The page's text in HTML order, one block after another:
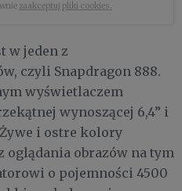
zaakceptuj pliki cookies.
w jeden z
czyli Snapdragon 888.
wyświetlaczem
wynoszącej 6,4” i
i ostre kolory
oglądania obrazów na tym
o pojemności 4500